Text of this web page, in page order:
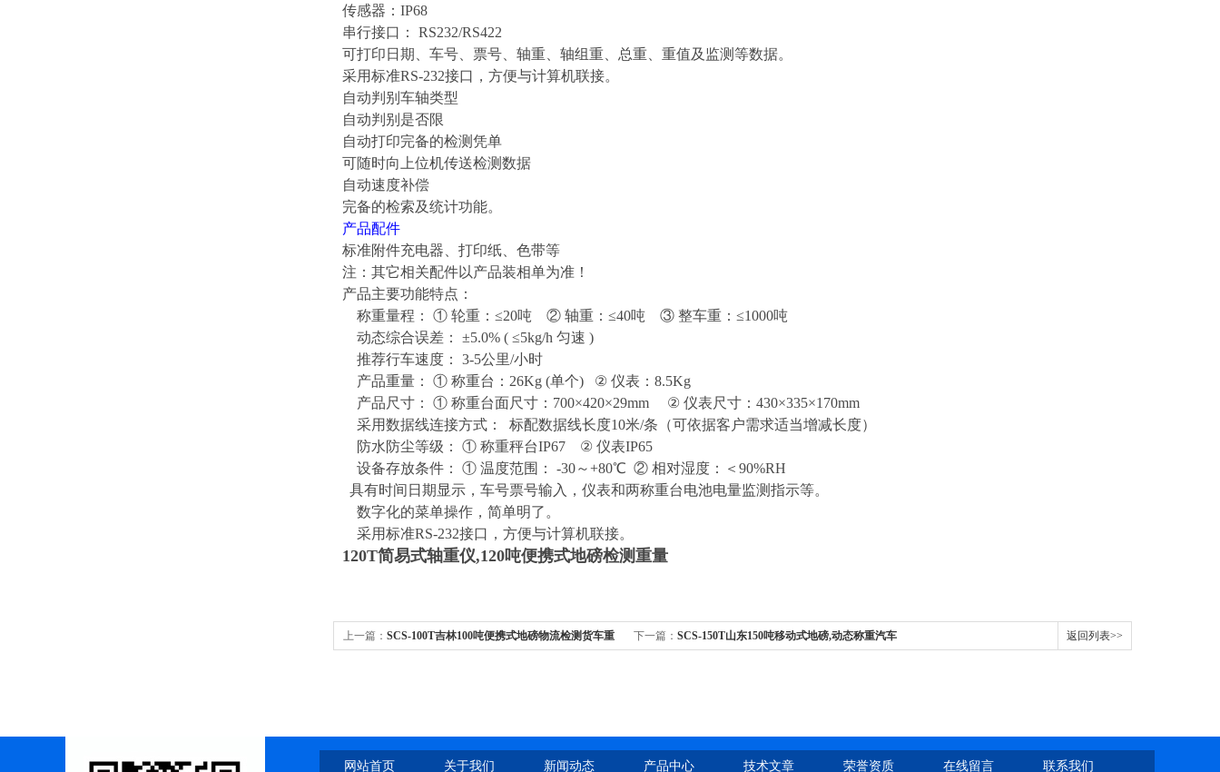
传感器：IP68
串行接口： RS232/RS422
可打印日期、车号、票号、轴重、轴组重、总重、重值及监测等数据。
采用标准RS-232接口，方便与计算机联接。
自动判别车轴类型
自动判别是否限
自动打印完备的检测凭单
可随时向上位机传送检测数据
自动速度补偿
完备的检索及统计功能。
产品配件
标准附件充电器、打印纸、色带等
注：其它相关配件以产品装相单为准！
产品主要功能特点：
称重量程： ① 轮重：≤20吨 ② 轴重：≤40吨 ③ 整车重：≤1000吨
动态综合误差： ±5.0% ( ≤5kg/h 匀速 )
推荐行车速度： 3-5公里/小时
产品重量： ① 称重台：26Kg (单个) ② 仪表：8.5Kg
产品尺寸： ① 称重台面尺寸：700×420×29mm ② 仪表尺寸：430×335×170mm
采用数据线连接方式： 标配数据线长度10米/条（可依据客户需求适当增减长度）
防水防尘等级： ① 称重秤台IP67 ② 仪表IP65
设备存放条件： ① 温度范围： -30～+80℃ ② 相对湿度：＜90%RH
具有时间日期显示，车号票号输入，仪表和两称重台电池电量监测指示等。
数字化的菜单操作，简单明了。
采用标准RS-232接口，方便与计算机联接。
120T简易式轴重仪,120吨便携式地磅检测重量
上一篇： SCS-100T吉林100吨便携式地磅物流检测货车重 下一篇： SCS-150T山东150吨移动式地磅,动态称重汽车 返回列表>>
网站首页 关于我们 新闻动态 产品中心 技术文章 荣誉资质 在线留言 联系我们